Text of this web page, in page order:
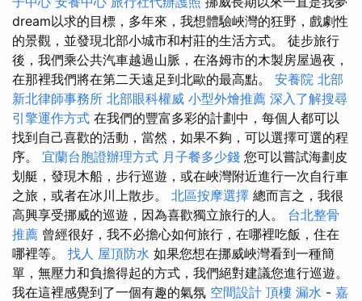
dream以求的目標，多年來，我想體驗峽灣的狂野，戲劇性
的景觀，並發現北部小城市和村莊的生活方式。 徒步旅行
後，我們乘公共汽車越過山脈，在洛姆市的木製房屋過夜，
在那裡我們將在第二天遠足到北歐的最高點。 安養院 北部
新北律師事務所 北部眼科權威 小型外燴推薦 深入了解搜尋
引擎運作方式 在我們的豐富多彩的計劃中，每個人都可以
找到自己喜歡的活動，當然，如果不夠，可以選擇可選的程
序。 宜蘭台胞證辦理方式 月子餐多少錢 您可以嘗試海劃皮
划艇，發現木船，步行巡遊，或在峽灣附近進行一次自行車
之旅，或者在冰川上散步。 北區按摩選擇 總而言之，我很
高興享受挪威的巡遊，因為喜歡獨立旅行的人。 台北整骨
推薦 曾經很好，我不必擔心如何旅行，在哪裡吃飯，住在
哪裡等。 找人 屋頂防水 如果您想在挪威峽灣看到一種簡
單，無壓力和負擔得起的方式，我們絕對建議您進行巡遊。
我在這裡感覺到了一個有趣的氣氛 空間設計 頂樓 漏水 - 嘉